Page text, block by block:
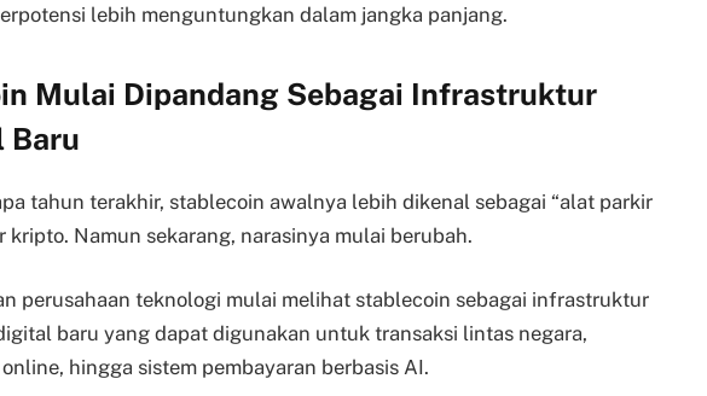
lebih menguntungkan dalam jangka panjang.
Mulai Dipandang Sebagai Infrastruktur
Baru
tahun terakhir, stablecoin awalnya lebih dikenal sebagai “alat parkir
kripto. Namun sekarang, narasinya mulai berubah.
perusahaan teknologi mulai melihat stablecoin sebagai infrastruktur
baru yang dapat digunakan untuk transaksi lintas negara,
hingga sistem pembayaran berbasis AI.